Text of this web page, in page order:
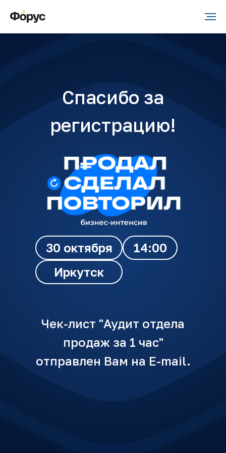
30 октября
14:00
Иркутск
Чек-лист "Аудит отдела
продаж за 1 час"
отправлен Вам на E-mail.
Спасибо за
регистрацию!